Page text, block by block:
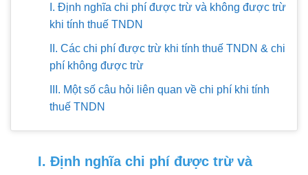
I. Định nghĩa chi phí được trừ và không được trừ
khi tính thuế TNDN
II. Các chi phí được trừ khi tính thuế TNDN & chi
phí không được trừ
III. Một số câu hỏi liên quan về chi phí khi tính
thuế TNDN
I. Định nghĩa chi phí được trừ và